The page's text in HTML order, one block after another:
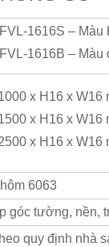
1616S – Màu
1616B – Màu
x H16 x W16
x H16 x W16
x H16 x W16
6063
góc tường, nền,
quy định nhà